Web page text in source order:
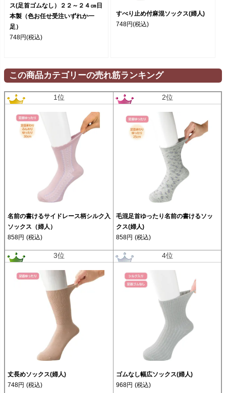
ス(足首ゴムなし）２２～２４㎝日
本製（色お任せ受注いずれか一
足）
748円(税込)
すべり止め付麻混ソックス(婦人)
748円(税込)
この商品カテゴリーの売れ筋ランキング
1位
名前の書けるサイドレース柄シルク入
ソックス（婦人）
858円 (税込)
2位
毛混足首ゆったり名前の書けるソッ
クス(婦人)
858円 (税込)
3位
丈長めソックス(婦人)
748円 (税込)
4位
ゴムなし幅広ソックス(婦人)
968円 (税込)